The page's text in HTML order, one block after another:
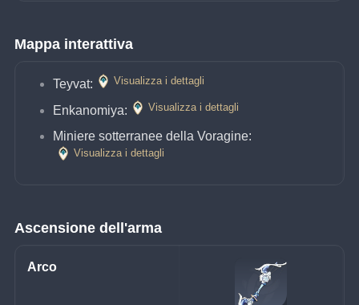
Mappa interattiva
Teyvat: Visualizza i dettagli
Enkanomiya: Visualizza i dettagli
Miniere sotterranee della Voragine:
Visualizza i dettagli
Ascensione dell'arma
Arco